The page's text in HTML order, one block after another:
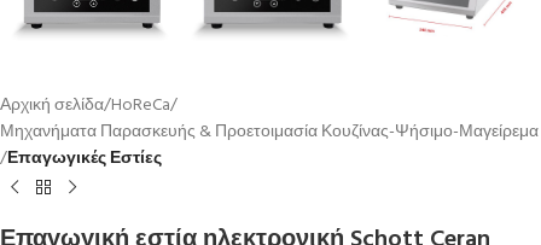
Αρχική σελίδα HoReCa
Μηχανήματα Παρασκευής & Προετοιμασία Κουζίνας-Ψήσιμο-Μαγείρεμα
Επαγωγικές Εστίες